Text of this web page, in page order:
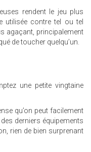
rendent le jeu plus
utilisée contre tel ou tel
agaçant, principalement
de toucher quelqu’un.
une petite vingtaine
qu’on peut facilement
derniers équipements
rien de bien surprenant